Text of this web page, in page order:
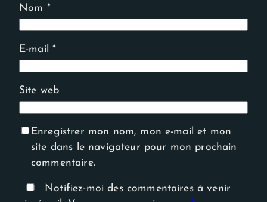
Nom *
E-mail*
Site web
Enregistrer mon nom, mon e-mail et mon
site dans le navigateur pour mon prochain
commentaire.
Notifiez-moi des commentaires à venir